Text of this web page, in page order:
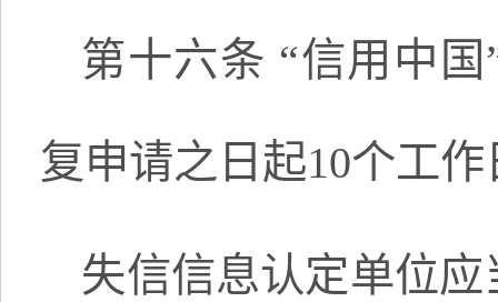
第十六条 “信用中
复申请之日起10个工
失信信息认定单位